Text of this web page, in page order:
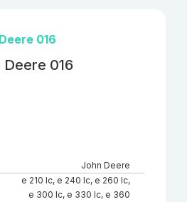
016
016
John Deere
e 210 lc, е 240 lc, e 260 lc,
e 300 lc, e 330 lc, e 360